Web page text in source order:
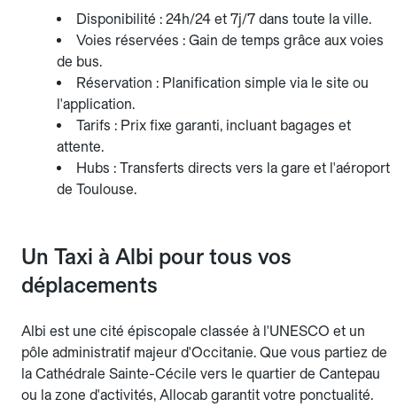
Disponibilité : 24h/24 et 7j/7 dans toute la ville.
Voies réservées : Gain de temps grâce aux voies
de bus.
Réservation : Planification simple via le site ou
l'application.
Tarifs : Prix fixe garanti, incluant bagages et
attente.
Hubs : Transferts directs vers la gare et l'aéroport
de Toulouse.
Un Taxi à Albi pour tous vos
déplacements
Albi est une cité épiscopale classée à l'UNESCO et un
pôle administratif majeur d'Occitanie. Que vous partiez de
la Cathédrale Sainte-Cécile vers le quartier de Cantepau
ou la zone d'activités, Allocab garantit votre ponctualité.